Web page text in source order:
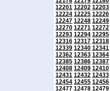
12201 12202 12203
12224 12225 12226
12247 12248 12249
12270 12271 12272
12293 12294 12295
12316 12317 12318
12339 12340 12341
12362 12363 12364
12385 12386 12387
12408 12409 12410
12431 12432 12433
12454 12455 12456
12477 12478 12479